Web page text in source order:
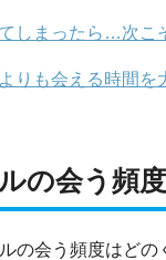
しまったら…次こ
りも会える時間を
の会う頻
の会う頻度はど